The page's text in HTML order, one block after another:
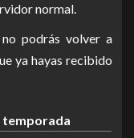
normal.
podrás volver a
ya hayas recibido
temporada